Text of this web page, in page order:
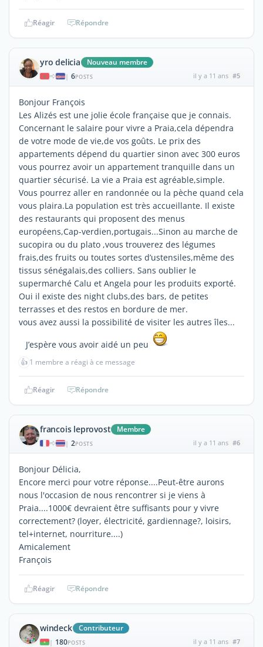
Réagir Répondre
yro delicia Nouveau membre
| 6POSTS il y a 11 ans #5
Bonjour François
Les Alizés est une jolie école française que je connais.
Concernant le salaire pour vivre a Praia,cela dépendra
de votre mode de vie,de vos goûts. Le prix des
appartements dépend du quartier sinon avec 300 euros
vous pourrez avoir un appartement tranquille dans un
quartier sécurisé. La vie a Praia est agréable,simple.
Vous pourrez aller en randonnée ou la pèche quand cela
vous plaira.La population est très accueillante. Il existe
des restaurants qui proposent des menus
européens,Cap-verdien,portugais...Sinon au marche de
sucopira ou du plato ,vous trouverez des légumes
frais,des fruits ou toutes sortes d’ustensiles,même des
tissus sénégalais,des colliers. Sans oublier le
supermarché Calu et Angela pour les produits exporté.
Oui il existe des night clubs,des bars, de petites
terrasses et des restos en bordure de mer.
vous avez aussi la possibilité de visiter les autres îles...
J’espère vous avoir aidé un peu
👍 1 membre a réagi à ce message
Réagir Répondre
francois leprovost Membre
| 2POSTS il y a 11 ans #6
Bonjour Délicia,
Encore merci pour votre réponse....Peut-être aurons
nous l'occasion de nous rencontrer si je viens à
Praia....1000€ devraient être suffisants pour y vivre
correctement? (loyer, électricité, gardiennage?, loisirs,
tel+internet, nourriture....)
Amicalement
François
Réagir Répondre
windeck Contributeur
| 180POSTS il y a 11 ans #7